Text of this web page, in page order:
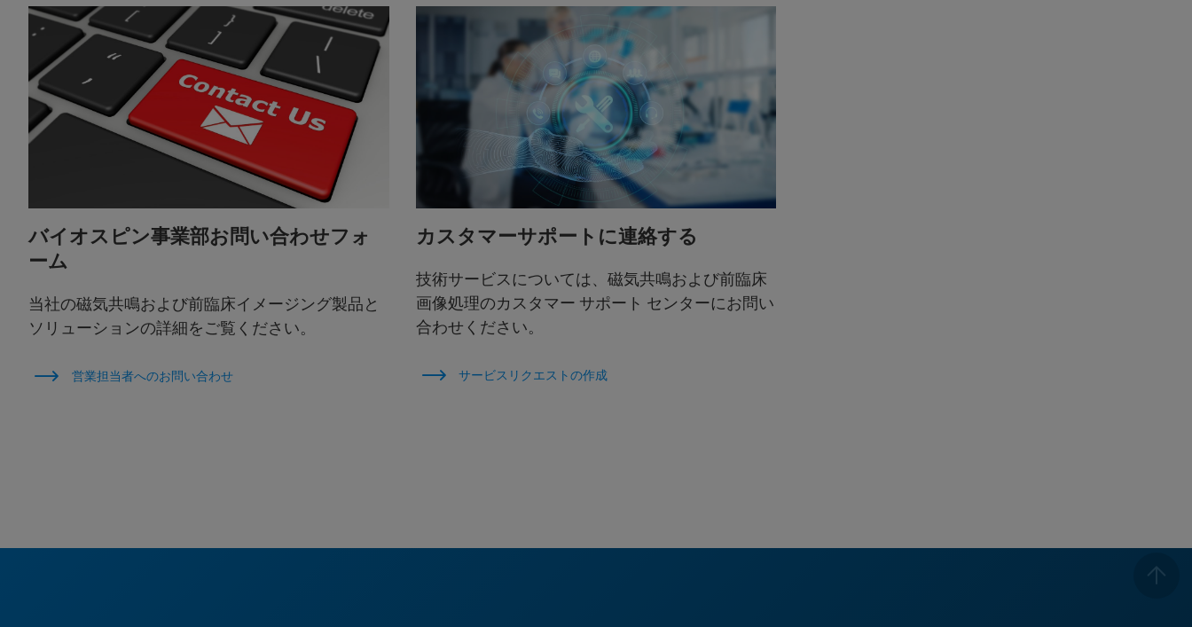
バイオスピン事業部お問い合わせフォ
ーム
当社の磁気共鳴および前臨床イメージング製品と
ソリューションの詳細をご覧ください。
営業担当者へのお問い合わせ
カスタマーサポートに連絡する
技術サービスについては、磁気共鳴および前臨床
画像処理のカスタマー サポート センターにお問い
合わせください。
サービスリクエストの作成